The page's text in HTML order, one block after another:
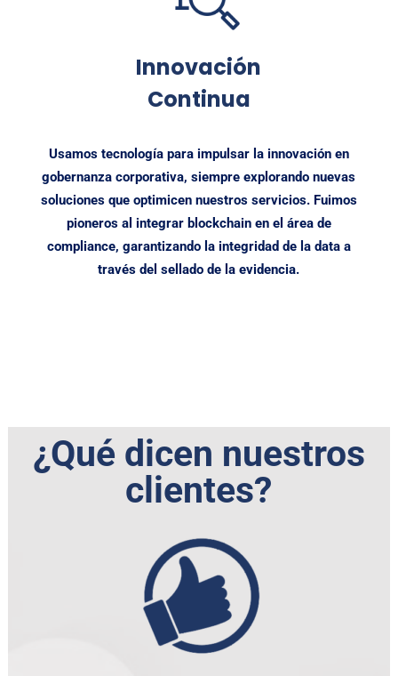
Innovación
Continua
Usamos tecnología para impulsar la innovación en
gobernanza corporativa, siempre explorando nuevas
soluciones que optimicen nuestros servicios. Fuimos
pioneros al integrar blockchain en el área de
compliance, garantizando la integridad de la data a
través del sellado de la evidencia.
¿Qué dicen nuestros
clientes?